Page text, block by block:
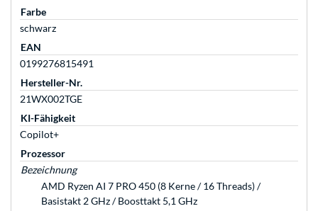
Farbe
schwarz
EAN
0199276815491
Hersteller-Nr.
21WX002TGE
KI-Fähigkeit
Copilot+
Prozessor
Bezeichnung
AMD Ryzen AI 7 PRO 450 (8 Kerne / 16 Threads) /
Basistakt 2 GHz / Boosttakt 5,1 GHz